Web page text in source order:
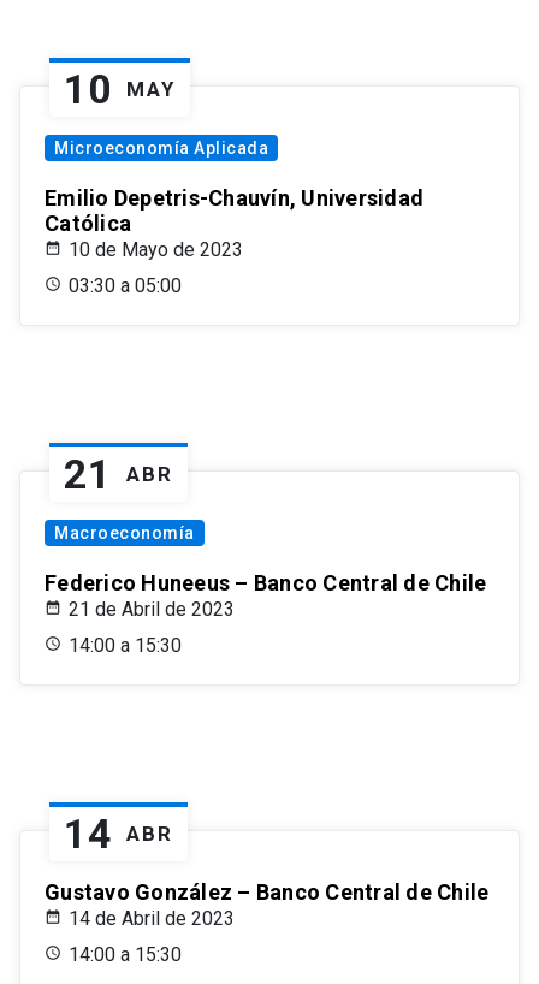
10 MAY
Microeconomía Aplicada
Emilio Depetris-Chauvín, Universidad
Católica
10 de Mayo de 2023
03:30 a 05:00
21 ABR
Macroeconomía
Federico Huneeus – Banco Central de Chile
21 de Abril de 2023
14:00 a 15:30
14 ABR
Gustavo González – Banco Central de Chile
14 de Abril de 2023
14:00 a 15:30